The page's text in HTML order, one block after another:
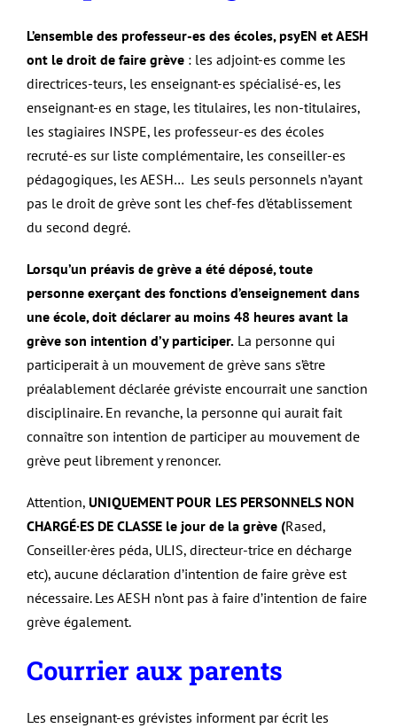
L’ensemble des professeur-es des écoles, psyEN et AESH
ont le droit de faire grève : les adjoint-es comme les
directrices-teurs, les enseignant-es spécialisé-es, les
enseignant-es en stage, les titulaires, les non-titulaires,
les stagiaires INSPE, les professeur-es des écoles
recruté-es sur liste complémentaire, les conseiller-es
pédagogiques, les AESH… Les seuls personnels n’ayant
pas le droit de grève sont les chef-fes d’établissement
du second degré.
Lorsqu’un préavis de grève a été déposé, toute
personne exerçant des fonctions d’enseignement dans
une école, doit déclarer au moins 48 heures avant la
grève son intention d’y participer. La personne qui
participerait à un mouvement de grève sans s’être
préalablement déclarée gréviste encourrait une sanction
disciplinaire. En revanche, la personne qui aurait fait
connaître son intention de participer au mouvement de
grève peut librement y renoncer.
Attention, UNIQUEMENT POUR LES PERSONNELS NON
CHARGÉ·ES DE CLASSE le jour de la grève (Rased,
Conseiller·ères péda, ULIS, directeur-trice en décharge
etc), aucune déclaration d’intention de faire grève est
nécessaire. Les AESH n’ont pas à faire d’intention de faire
grève également.
Courrier aux parents
Les enseignant-es grévistes informent par écrit les